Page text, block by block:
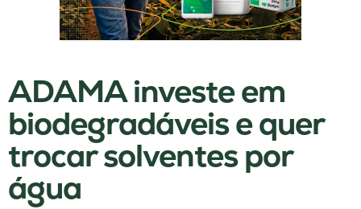
ADAMA investe em
biodegradáveis e quer
trocar solventes por
água